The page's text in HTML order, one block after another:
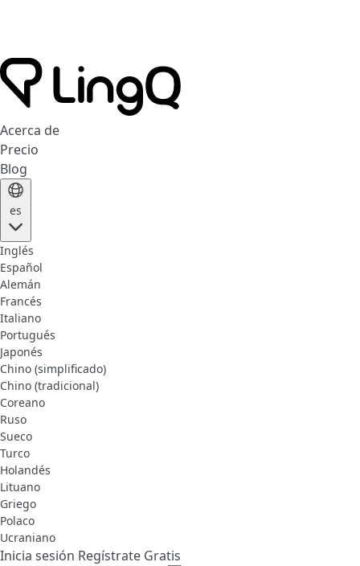
Acerca de
Precio
Blog
es
Inglés
Español
Alemán
Francés
Italiano
Portugués
Japonés
Chino (simplificado)
Chino (tradicional)
Coreano
Ruso
Sueco
Turco
Holandés
Lituano
Griego
Polaco
Ucraniano
Inicia sesión Regístrate Gratis